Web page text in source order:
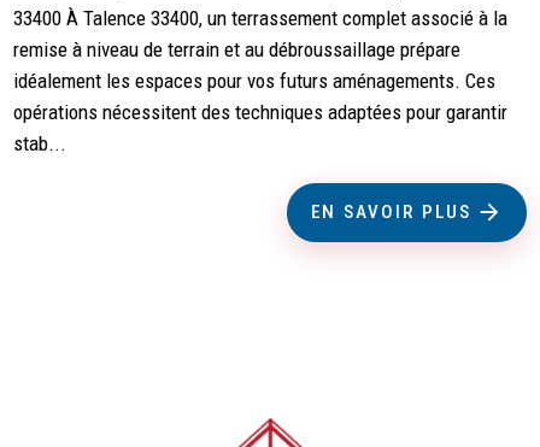
33400 À Talence 33400, un terrassement complet associé à la
remise à niveau de terrain et au débroussaillage prépare
idéalement les espaces pour vos futurs aménagements. Ces
opérations nécessitent des techniques adaptées pour garantir
stab...
EN SAVOIR PLUS